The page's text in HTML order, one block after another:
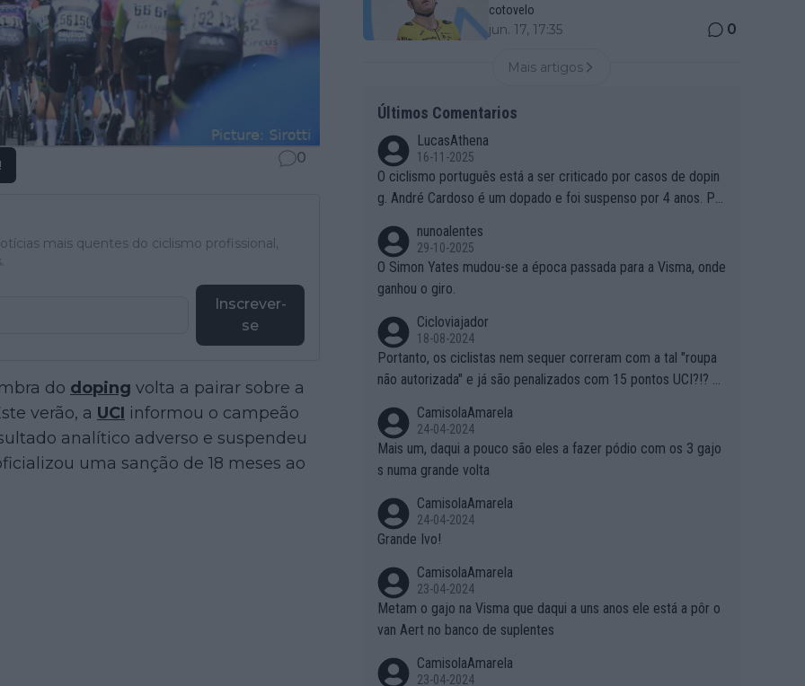
0
mais quentes do ciclismo profissional,
Inscrever-
se
do doping volta a pairar sobre a
verão, a UCI informou o campeão
analítico adverso e suspendeu
uma sanção de 18 meses ao
cotovelo
jun. 17, 17:35 0
Mais artigos
Últimos Comentarios
LucasAthena
16-11-2025
O ciclismo português está a ser criticado por casos de dopin
g. André Cardoso é um dopado e foi suspenso por 4 anos. Po
pado?
nunoalentes
29-10-2025
O Simon Yates mudou-se a época passada para a Visma, onde
ganhou o giro.
Cicloviajador
18-08-2024
Portanto, os ciclistas nem sequer correram com a tal "roupa
não autorizada" e já são penalizados com 15 pontos UCI?!? S
entende... Mas penalizar os atletas retirando-lhes pontos??? Is
to é roubar na secretaria o que os atletas conquistam na estra
da!
CamisolaAmarela
24-04-2024
Mais um, daqui a pouco são eles a fazer pódio com os 3 gajo
s numa grande volta
CamisolaAmarela
24-04-2024
Grande Ivo!
CamisolaAmarela
23-04-2024
Metam o gajo na Visma que daqui a uns anos ele está a pôr o
van Aert no banco de suplentes
CamisolaAmarela
23-04-2024